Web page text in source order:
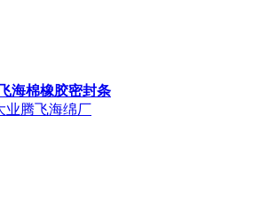
海棉橡胶密封条
业腾飞海绵厂